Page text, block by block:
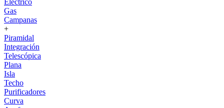
Eléctrico
Gas
Campanas
+
Piramidal
Integración
Telescópica
Plana
Isla
Techo
Purificadores
Curva